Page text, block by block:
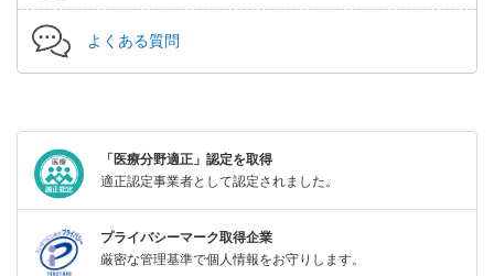
よくある質問
「医療分野適正」認定を取得
適正認定事業者として認定されました。
プライバシーマーク取得企業
厳密な管理基準で個人情報をお守りします。